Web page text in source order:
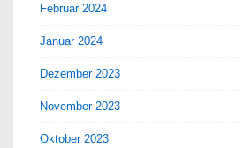
Februar 2024
Januar 2024
Dezember 2023
November 2023
Oktober 2023